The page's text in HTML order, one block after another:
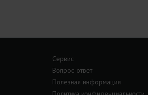
Сервис
Вопрос-ответ
Полезная информация